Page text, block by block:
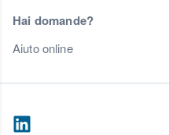
Hai domande?
Aiuto online